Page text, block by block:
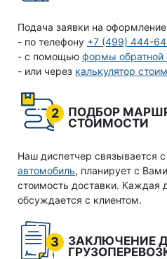
Подача заявки на
- по телефону +7 (499) 444-
- с помощью формы обратной
- или через калькулятор
2
ПОДБОР
СТОИМОСТИ
Наш диспетчер связывается
автомобиль, планирует с
стоимость доставки. Каждая
обсуждается с клиентом.
3
ЗАКЛЮЧЕНИЕ